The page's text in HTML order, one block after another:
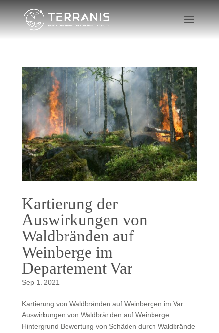
Kartierung der
Auswirkungen von
Waldbränden auf
Weinberge im
Departement Var
Sep 1, 2021
Kartierung von Waldbränden auf Weinbergen im Var
Auswirkungen von Waldbränden auf Weinberge
Hintergrund Bewertung von Schäden durch Waldbrände